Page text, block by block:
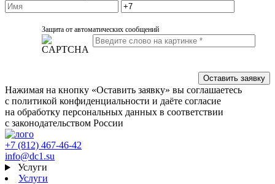
Защита от автоматических сообщений
Нажимая на кнопку «Оставить заявку» вы соглашаетесь
с политикой конфиденциальности и даёте согласие
на обработку персональных данных в соответствии
с законодательством России
+7 (812) 467-46-42
info@dc1.su
Услуги
Услуги